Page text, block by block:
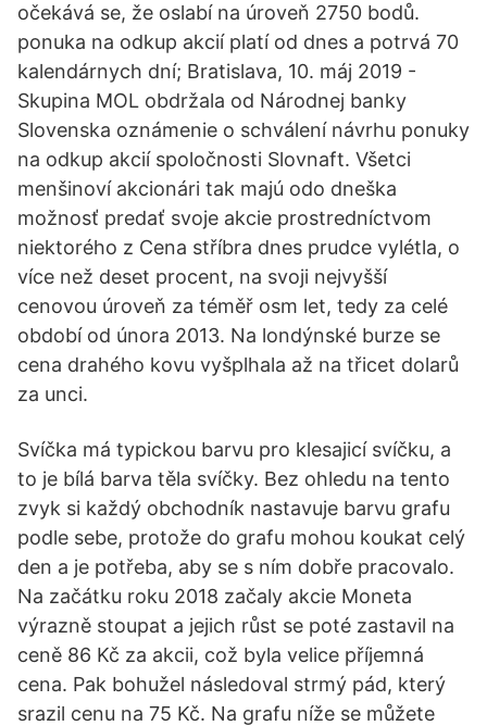
očekává se, že oslabí na úroveň 2750 bodů.
ponuka na odkup akcií platí od dnes a potrvá 70
kalendárnych dní; Bratislava, 10. máj 2019 -
Skupina MOL obdržala od Národnej banky
Slovenska oznámenie o schválení návrhu ponuky
na odkup akcií spoločnosti Slovnaft. Všetci
menšinoví akcionári tak majú odo dneška
možnosť predať svoje akcie prostredníctvom
niektorého z Cena stříbra dnes prudce vylétla, o
více než deset procent, na svoji nejvyšší
cenovou úroveň za téměř osm let, tedy za celé
období od února 2013. Na londýnské burze se
cena drahého kovu vyšplhala až na třicet dolarů
za unci.
Svíčka má typickou barvu pro klesajicí svíčku, a
to je bílá barva těla svíčky. Bez ohledu na tento
zvyk si každý obchodník nastavuje barvu grafu
podle sebe, protože do grafu mohou koukat celý
den a je potřeba, aby se s ním dobře pracovalo.
Na začátku roku 2018 začaly akcie Moneta
výrazně stoupat a jejich růst se poté zastavil na
ceně 86 Kč za akcii, což byla velice příjemná
cena. Pak bohužel následoval strmý pád, který
srazil cenu na 75 Kč. Na grafu níže se můžete